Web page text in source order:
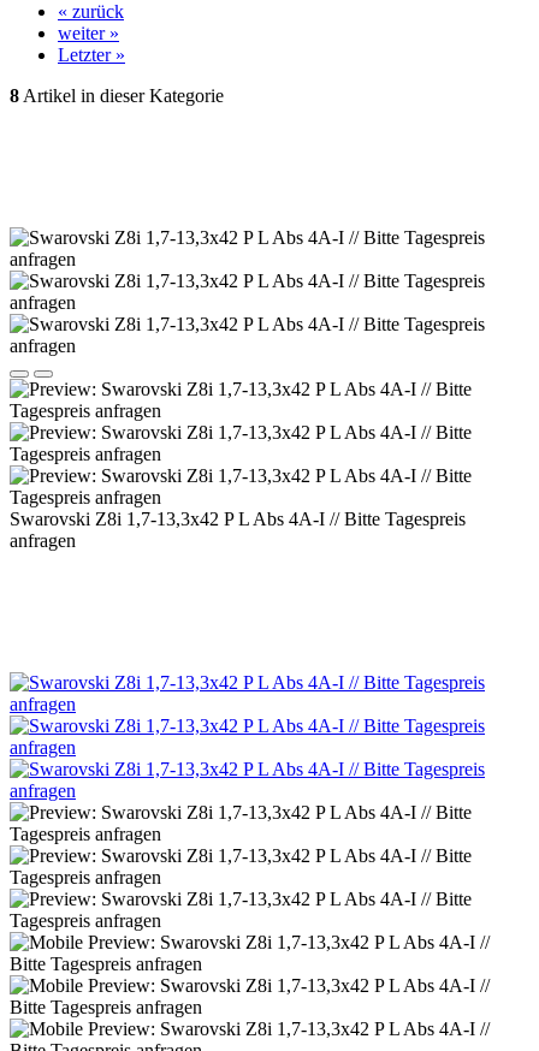
« zurück
weiter »
Letzter »
8 Artikel in dieser Kategorie
Swarovski Z8i 1,7-13,3x42 P L Abs 4A-I // Bitte Tagespreis
anfragen